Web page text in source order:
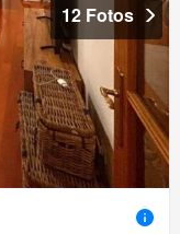
12 Fotos